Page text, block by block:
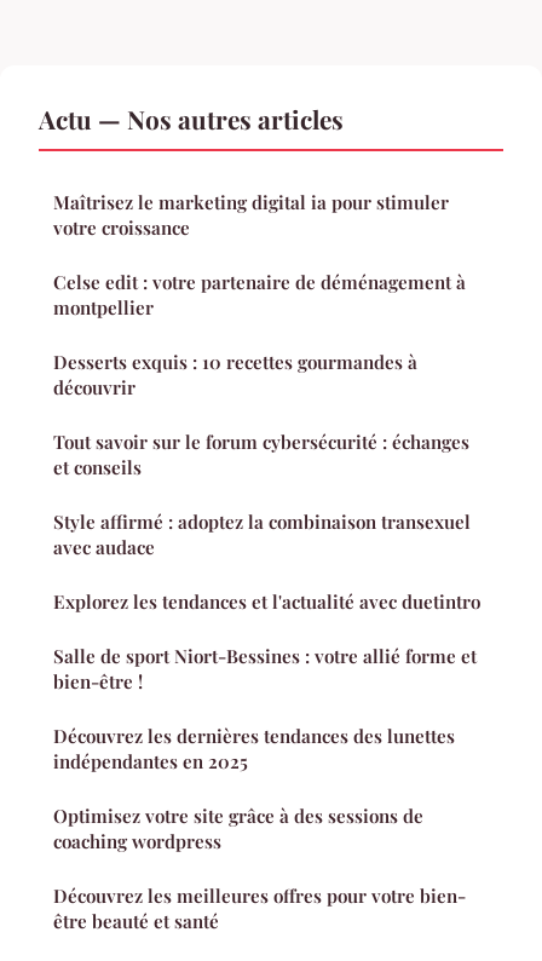
Actu — Nos autres articles
Maîtrisez le marketing digital ia pour stimuler
votre croissance
Celse edit : votre partenaire de déménagement à
montpellier
Desserts exquis : 10 recettes gourmandes à
découvrir
Tout savoir sur le forum cybersécurité : échanges
et conseils
Style affirmé : adoptez la combinaison transexuel
avec audace
Explorez les tendances et l'actualité avec duetintro
Salle de sport Niort-Bessines : votre allié forme et
bien-être !
Découvrez les dernières tendances des lunettes
indépendantes en 2025
Optimisez votre site grâce à des sessions de
coaching wordpress
Découvrez les meilleures offres pour votre bien-
être beauté et santé